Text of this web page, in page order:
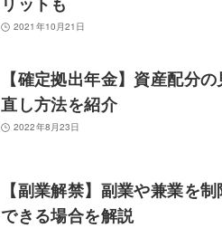
2021年10月21日
【確定拠出年金】資産配分の
直し方法を紹介
2022年8月23日
【副業解禁】副業や兼業を制
できる場合を解説